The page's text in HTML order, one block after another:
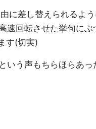
に差し替えられるよ
速回転させた挙句に
す(切実)
いう声もちらほらあ